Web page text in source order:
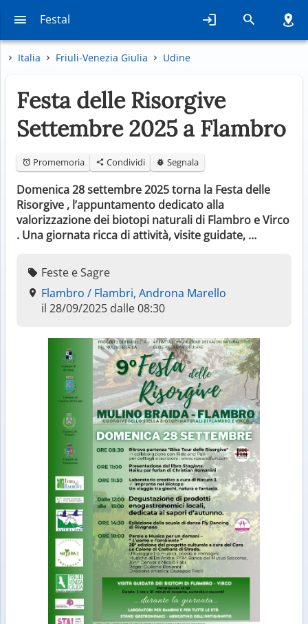
Festal
Italia Friuli-Venezia Giulia Udine
Festa delle Risorgive
Settembre 2025 a Flambro
Promemoria Condividi Segnala
Domenica 28 settembre 2025 torna la Festa delle
Risorgive , l’appuntamento dedicato alla
valorizzazione dei biotopi naturali di Flambro e Virco
. Una giornata ricca di attività, visite guidate, …
Feste e Sagre
Flambro / Flambri, Androna Marello
il 28/09/2025 dalle 08:30